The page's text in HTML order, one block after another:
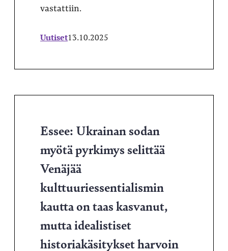
vastattiin.
Uutiset13.10.2025
Essee: Ukrainan sodan
myötä pyrkimys selittää
Venäjää
kulttuuriessentialismin
kautta on taas kasvanut,
mutta idealistiset
historiakäsitykset harvoin